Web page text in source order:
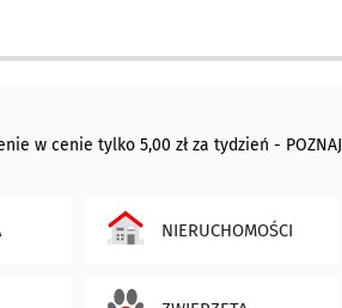
w cenie tylko 5,00 zł za tydzień - POZNAJ
NIERUCHOMOŚCI